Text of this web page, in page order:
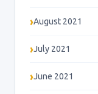
August 2021
July 2021
June 2021